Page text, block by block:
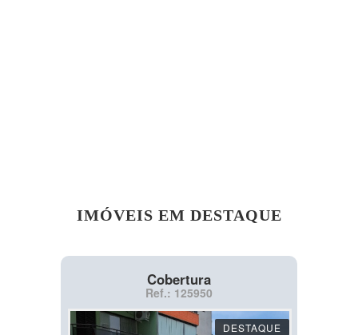
IMÓVEIS EM DESTAQUE
Cobertura
Ref.: 125950
DESTAQUE